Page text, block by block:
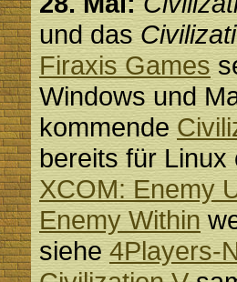
und das
Firaxis Games
Windows und
kommende
bereits für Linux
XCOM: Enemy
Enemy Within
siehe4Players-